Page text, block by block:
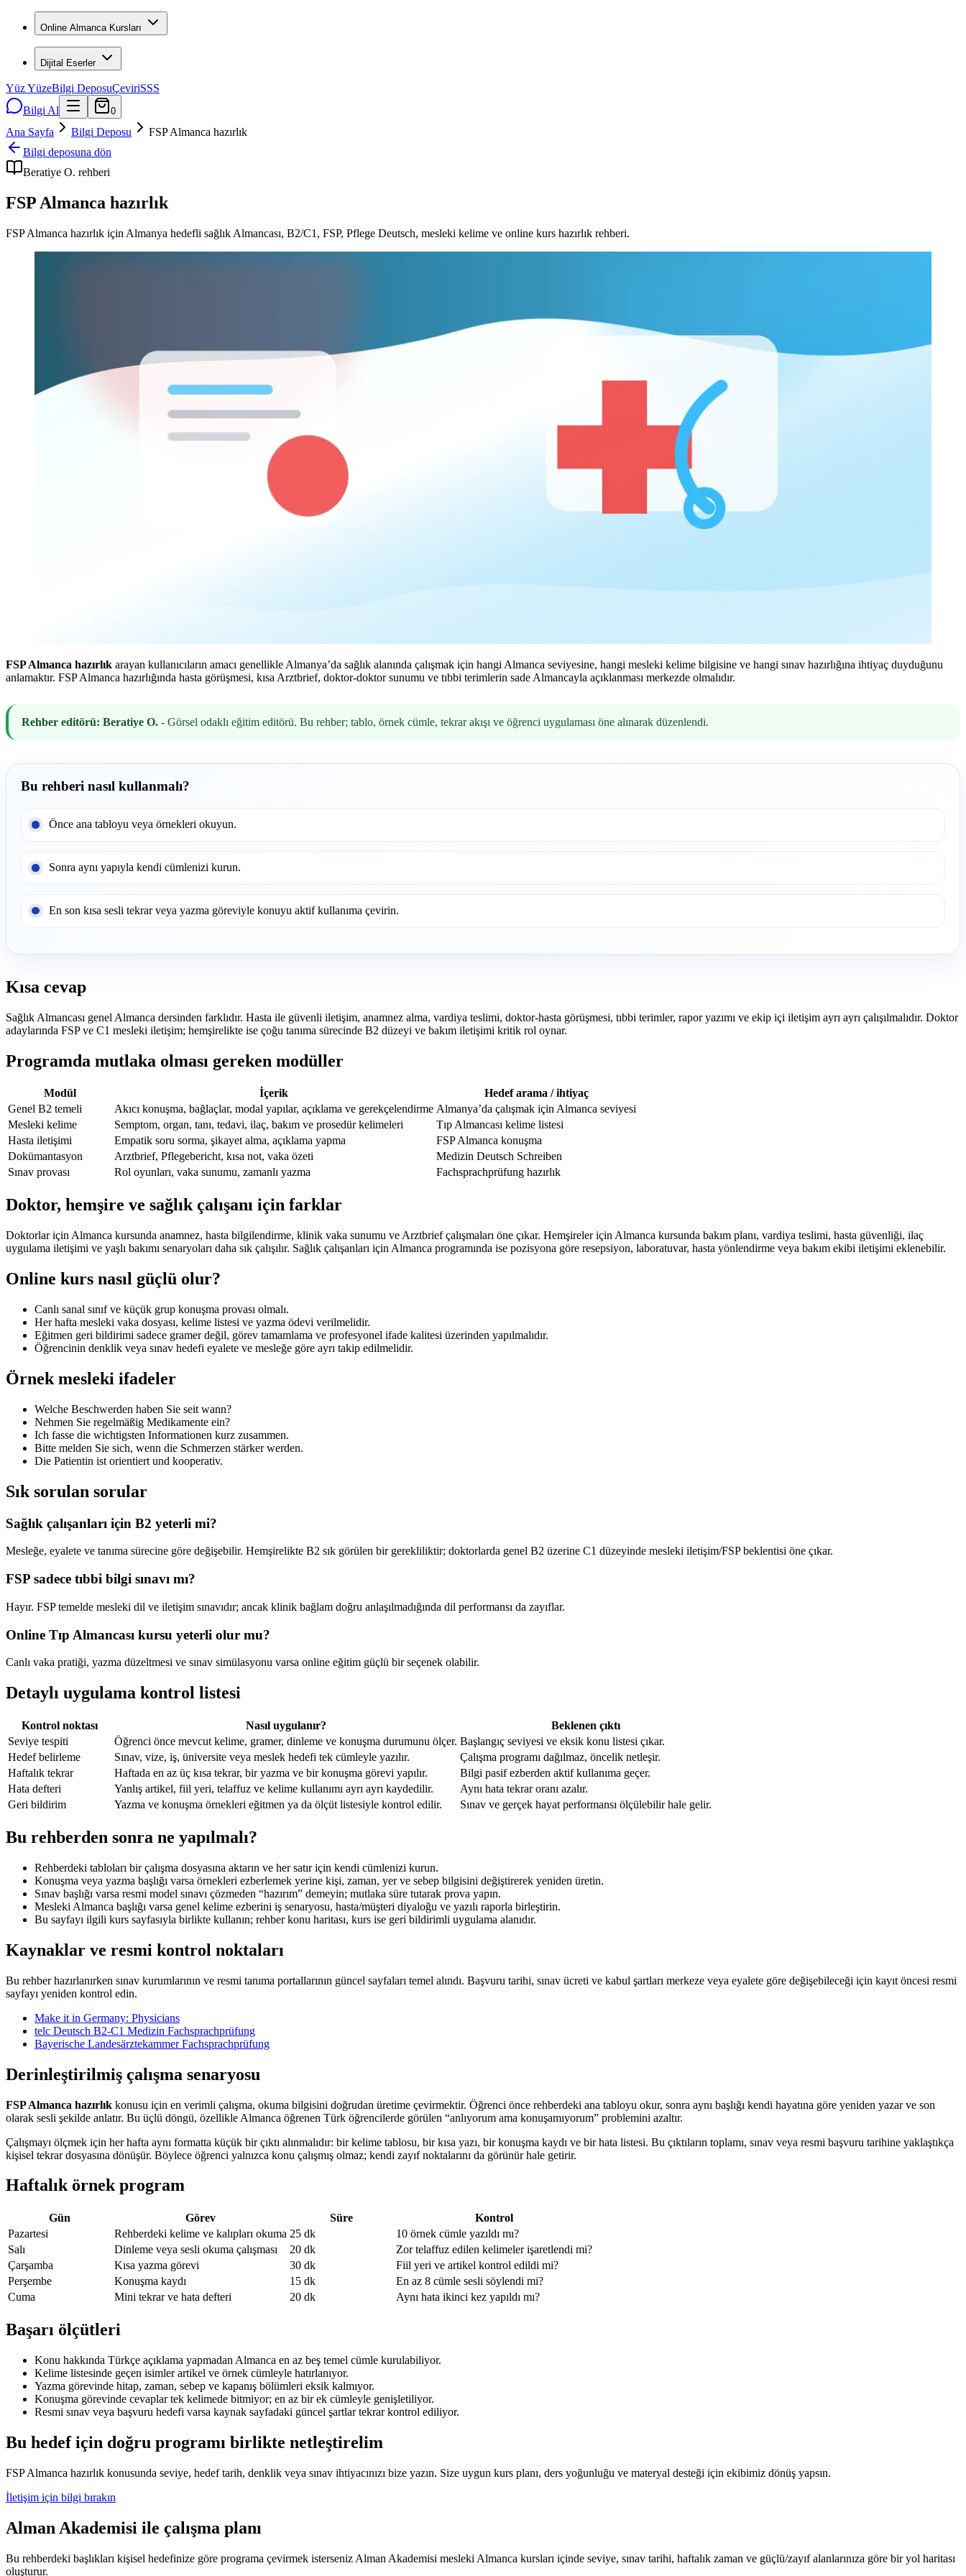
Online Almanca Kursları
Dijital Eserler
Yüz YüzeBilgi DeposuÇeviriSSS
Bilgi Al
0
Ana Sayfa Bilgi Deposu
FSP Almanca hazırlık
Bilgi deposuna dön
Beratiye O. rehberi
FSP Almanca hazırlık
FSP Almanca hazırlık için Almanya hedefli sağlık Almancası, B2/C1, FSP, Pflege Deutsch, mesleki kelime ve online kurs hazırlık rehberi.
FSP Almanca hazırlık arayan kullanıcıların amacı genellikle Almanya’da sağlık alanında çalışmak için hangi Almanca seviyesine, hangi mesleki kelime bilgisine ve hangi sınav hazırlığına ihtiyaç duyduğunu
anlamaktır. FSP Almanca hazırlığında hasta görüşmesi, kısa Arztbrief, doktor-doktor sunumu ve tıbbi terimlerin sade Almancayla açıklanması merkezde olmalıdır.
Rehber editörü: Beratiye O. - Görsel odaklı eğitim editörü. Bu rehber; tablo, örnek cümle, tekrar akışı ve öğrenci uygulaması öne alınarak düzenlendi.
Bu rehberi nasıl kullanmalı?
Önce ana tabloyu veya örnekleri okuyun.
Sonra aynı yapıyla kendi cümlenizi kurun.
En son kısa sesli tekrar veya yazma göreviyle konuyu aktif kullanıma çevirin.
Kısa cevap
Sağlık Almancası genel Almanca dersinden farklıdır. Hasta ile güvenli iletişim, anamnez alma, vardiya teslimi, doktor-hasta görüşmesi, tıbbi terimler, rapor yazımı ve ekip içi iletişim ayrı ayrı çalışılmalıdır. Doktor
adaylarında FSP ve C1 mesleki iletişim; hemşirelikte ise çoğu tanıma sürecinde B2 düzeyi ve bakım iletişimi kritik rol oynar.
Programda mutlaka olması gereken modüller
Modül İçerik
Hedef arama / ihtiyaç
Genel B2 temeli
Akıcı konuşma, bağlaçlar, modal yapılar, açıklama ve gerekçelendirme Almanya’da çalışmak için Almanca seviyesi
Mesleki kelime
Semptom, organ, tanı, tedavi, ilaç, bakım ve prosedür kelimeleri
Tıp Almancası kelime listesi
Hasta iletişimi
Empatik soru sorma, şikayet alma, açıklama yapma
FSP Almanca konuşma
Dokümantasyon
Arztbrief, Pflegebericht, kısa not, vaka özeti
Medizin Deutsch Schreiben
Sınav provası
Rol oyunları, vaka sunumu, zamanlı yazma Fachsprachprüfung hazırlık
Doktor, hemşire ve sağlık çalışanı için farklar
Doktorlar için Almanca kursunda anamnez, hasta bilgilendirme, klinik vaka sunumu ve Arztbrief çalışmaları öne çıkar. Hemşireler için Almanca kursunda bakım planı, vardiya teslimi, hasta güvenliği, ilaç
uygulama iletişimi ve yaşlı bakımı senaryoları daha sık çalışılır. Sağlık çalışanları için Almanca programında ise pozisyona göre resepsiyon, laboratuvar, hasta yönlendirme veya bakım ekibi iletişimi eklenebilir.
Online kurs nasıl güçlü olur?
Canlı sanal sınıf ve küçük grup konuşma provası olmalı.
Her hafta mesleki vaka dosyası, kelime listesi ve yazma ödevi verilmelidir.
Eğitmen geri bildirimi sadece gramer değil, görev tamamlama ve profesyonel ifade kalitesi üzerinden yapılmalıdır.
Öğrencinin denklik veya sınav hedefi eyalete ve mesleğe göre ayrı takip edilmelidir.
Örnek mesleki ifadeler
Welche Beschwerden haben Sie seit wann?
Nehmen Sie regelmäßig Medikamente ein?
Ich fasse die wichtigsten Informationen kurz zusammen.
Bitte melden Sie sich, wenn die Schmerzen stärker werden.
Die Patientin ist orientiert und kooperativ.
Sık sorulan sorular
Sağlık çalışanları için B2 yeterli mi?
Mesleğe, eyalete ve tanıma sürecine göre değişebilir. Hemşirelikte B2 sık görülen bir gerekliliktir; doktorlarda genel B2 üzerine C1 düzeyinde mesleki iletişim/FSP beklentisi öne çıkar.
FSP sadece tıbbi bilgi sınavı mı?
Hayır. FSP temelde mesleki dil ve iletişim sınavıdır; ancak klinik bağlam doğru anlaşılmadığında dil performansı da zayıflar.
Online Tıp Almancası kursu yeterli olur mu?
Canlı vaka pratiği, yazma düzeltmesi ve sınav simülasyonu varsa online eğitim güçlü bir seçenek olabilir.
Detaylı uygulama kontrol listesi
Kontrol noktası Nasıl uygulanır?
Beklenen çıktı
Seviye tespiti
Öğrenci önce mevcut kelime, gramer, dinleme ve konuşma durumunu ölçer. Başlangıç seviyesi ve eksik konu listesi çıkar.
Hedef belirleme
Sınav, vize, iş, üniversite veya meslek hedefi tek cümleyle yazılır.
Çalışma programı dağılmaz, öncelik netleşir.
Haftalık tekrar
Haftada en az üç kısa tekrar, bir yazma ve bir konuşma görevi yapılır.
Bilgi pasif ezberden aktif kullanıma geçer.
Hata defteri
Yanlış artikel, fiil yeri, telaffuz ve kelime kullanımı ayrı ayrı kaydedilir.
Aynı hata tekrar oranı azalır.
Geri bildirim
Yazma ve konuşma örnekleri eğitmen ya da ölçüt listesiyle kontrol edilir. Sınav ve gerçek hayat performansı ölçülebilir hale gelir.
Bu rehberden sonra ne yapılmalı?
Rehberdeki tabloları bir çalışma dosyasına aktarın ve her satır için kendi cümlenizi kurun.
Konuşma veya yazma başlığı varsa örnekleri ezberlemek yerine kişi, zaman, yer ve sebep bilgisini değiştirerek yeniden üretin.
Sınav başlığı varsa resmi model sınavı çözmeden “hazırım” demeyin; mutlaka süre tutarak prova yapın.
Mesleki Almanca başlığı varsa genel kelime ezberini iş senaryosu, hasta/müşteri diyaloğu ve yazılı raporla birleştirin.
Bu sayfayı ilgili kurs sayfasıyla birlikte kullanın; rehber konu haritası, kurs ise geri bildirimli uygulama alanıdır.
Kaynaklar ve resmi kontrol noktaları
Bu rehber hazırlanırken sınav kurumlarının ve resmi tanıma portallarının güncel sayfaları temel alındı. Başvuru tarihi, sınav ücreti ve kabul şartları merkeze veya eyalete göre değişebileceği için kayıt öncesi resmi
sayfayı yeniden kontrol edin.
Make it in Germany: Physicians
telc Deutsch B2-C1 Medizin Fachsprachprüfung
Bayerische Landesärztekammer Fachsprachprüfung
Derinleştirilmiş çalışma senaryosu
FSP Almanca hazırlık konusu için en verimli çalışma, okuma bilgisini doğrudan üretime çevirmektir. Öğrenci önce rehberdeki ana tabloyu okur, sonra aynı başlığı kendi hayatına göre yeniden yazar ve son
olarak sesli şekilde anlatır. Bu üçlü döngü, özellikle Almanca öğrenen Türk öğrencilerde görülen “anlıyorum ama konuşamıyorum” problemini azaltır.
Çalışmayı ölçmek için her hafta aynı formatta küçük bir çıktı alınmalıdır: bir kelime tablosu, bir kısa yazı, bir konuşma kaydı ve bir hata listesi. Bu çıktıların toplamı, sınav veya resmi başvuru tarihine yaklaştıkça
kişisel tekrar dosyasına dönüşür. Böylece öğrenci yalnızca konu çalışmış olmaz; kendi zayıf noktalarını da görünür hale getirir.
Haftalık örnek program
Gün Görev Süre
Kontrol
Pazartesi
Rehberdeki kelime ve kalıpları okuma 25 dk
10 örnek cümle yazıldı mı?
Salı
Dinleme veya sesli okuma çalışması 20 dk
Zor telaffuz edilen kelimeler işaretlendi mi?
Çarşamba
Kısa yazma görevi 30 dk
Fiil yeri ve artikel kontrol edildi mi?
Perşembe
Konuşma kaydı 15 dk
En az 8 cümle sesli söylendi mi?
Cuma
Mini tekrar ve hata defteri 20 dk Aynı hata ikinci kez yapıldı mı?
Başarı ölçütleri
Konu hakkında Türkçe açıklama yapmadan Almanca en az beş temel cümle kurulabiliyor.
Kelime listesinde geçen isimler artikel ve örnek cümleyle hatırlanıyor.
Yazma görevinde hitap, zaman, sebep ve kapanış bölümleri eksik kalmıyor.
Konuşma görevinde cevaplar tek kelimede bitmiyor; en az bir ek cümleyle genişletiliyor.
Resmi sınav veya başvuru hedefi varsa kaynak sayfadaki güncel şartlar tekrar kontrol ediliyor.
Bu hedef için doğru programı birlikte netleştirelim
FSP Almanca hazırlık konusunda seviye, hedef tarih, denklik veya sınav ihtiyacınızı bize yazın. Size uygun kurs planı, ders yoğunluğu ve materyal desteği için ekibimiz dönüş yapsın.
İletişim için bilgi bırakın
Alman Akademisi ile çalışma planı
Bu rehberdeki başlıkları kişisel hedefinize göre programa çevirmek isterseniz Alman Akademisi mesleki Almanca kursları içinde seviye, sınav tarihi, haftalık zaman ve güçlü/zayıf alanlarınıza göre bir yol haritası
oluşturur.